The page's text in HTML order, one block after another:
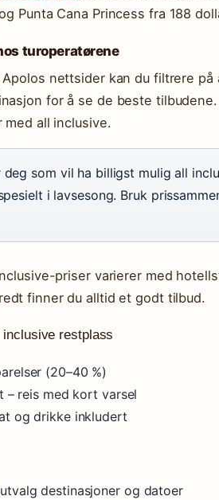
Punta Cana Princess fra 188
turoperatørene
Apolos nettsider kan du filtrere
for å se de beste
all inclusive.
deg som vil ha billigst mulig all
i lavsesong. Bruk
priser varierer med
finner du alltid et godt tilbud.
restplass
(20–40 %)
– reis med kort varsel
og drikke inkludert
destinasjoner og datoer